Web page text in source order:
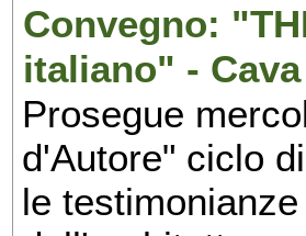
Convegno:
italiano" -
Prosegue
d'Autore" ciclo
le